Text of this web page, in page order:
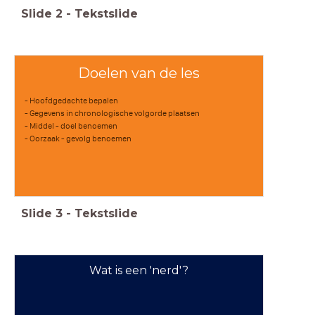
Slide 2 - Tekstslide
Doelen van de les
- Hoofdgedachte bepalen
- Gegevens in chronologische volgorde plaatsen
- Middel - doel benoemen
- Oorzaak - gevolg benoemen
Slide 3 - Tekstslide
Wat is een 'nerd'?